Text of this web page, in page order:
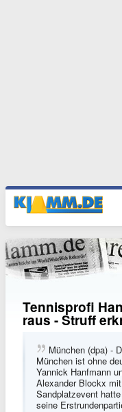
Tennisprofi
raus - Struff
München (dpa) -
München ist ohne
Yannick Hanfmann
Alexander Blockx
Sandplatzevent
seine